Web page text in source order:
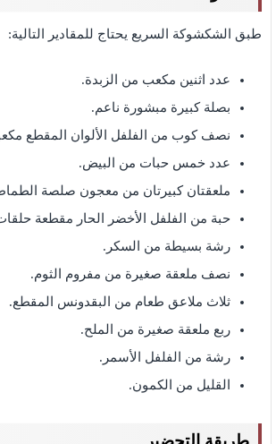
طبق الشكشوكة السريع يحتاج للمقادير التالية:
عدد اثنين مكعب من الزبدة.
بصلة كبيرة مبشورة ناعم.
نصف كوب من الفلفل الألوان المقطع
عدد خمس حبات من البيض.
ملعقتان كبيرتان من معجون صلصة
حبة من الفلفل الأخضر الحار مقطعة
رشة بسيطة من السكر.
نصف ملعقة صغيرة من مفروم الثوم.
ثلاث ملاعق طعام من البقدونس المقطع.
ربع ملعقة صغيرة من الملح.
رشة من الفلفل الأسمر.
القليل من الكمون.